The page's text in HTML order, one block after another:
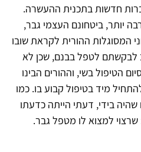
חדשות בתכנית ההעשרה.
יותר, ביטחונם העצמי גבר,
המסוגלות ההורית לקראת שובו
לבקשתם לטפל בבנם, שכן לא
הטיפול בשי, וההורים הבינו
מיד בטיפול קבוע בו. כמו
בידי, דעתי הייתה כדעתו
שרצוי למצוא לו מטפל גבר.